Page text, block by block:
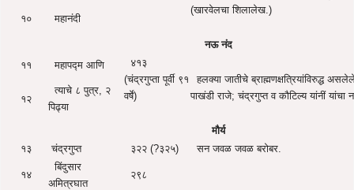
(खारवेलचा शिलालेख.)
१० महानंदी
नऊ नंद
११
महापद्म आणि
४१३
(चंद्रगुप्ता पूर्वी ९१
वर्षे)
हलक्या जातीचे ब्राह्मणक्षत्रियांविरुद्ध
पाखंडी राजे; चंद्रगुप्त व कौटिल्य यांनीं यांचा
१२
त्याचे ८ पुत्र, २
पिढ्या
मौर्य
१३
चंद्रगुप्त ३२२ (?३२५) सन जवळ जवळ बरोबर.
१४
बिंदुसार
अमित्रघात
२९८